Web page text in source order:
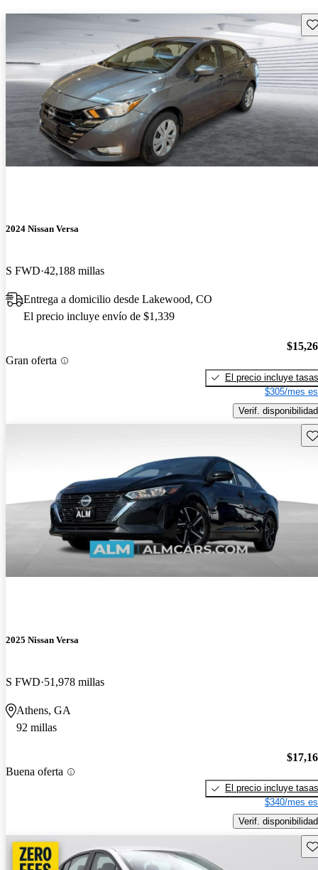
2024 Nissan Versa
S FWD 42,188 millas
Entrega a domicilio desde Lakewood, CO
El precio incluye envío de $1,339
Gran oferta
El precio incluye tasas
$305/mes
Verif. disponibilidad
2025 Nissan Versa
S FWD 51,978 millas
Athens, GA
92 millas
Buena oferta
El precio incluye tasas
$340/mes
Verif. disponibilidad